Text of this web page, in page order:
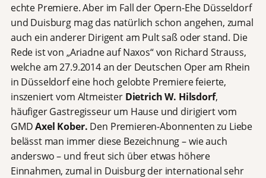
echte Premiere. Aber im Fall der Opern-Ehe Düsseldorf
und Duisburg mag das natürlich schon angehen, zumal
auch ein anderer Dirigent am Pult saß oder stand. Die
Rede ist von „Ariadne auf Naxos“ von Richard Strauss,
welche am 27.9.2014 an der Deutschen Oper am Rhein
in Düsseldorf eine hoch gelobte Premiere feierte,
inszeniert vom Altmeister Dietrich W. Hilsdorf,
häufiger Gastregisseur um Hause und dirigiert vom
GMDAxel Kober. Den Premieren-Abonnentenzu Liebe
belässt man immer diese Bezeichnung – wie auch
anderswo – und freut sich über etwas höhere
Einnahmen, zumal in Duisburg der international sehr